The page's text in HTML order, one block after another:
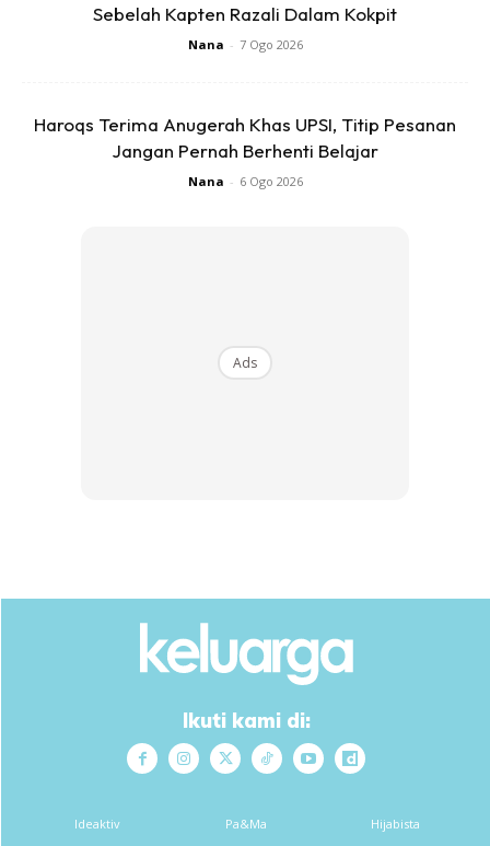
Sebelah Kapten Razali Dalam Kokpit
Nana - 7 Ogo 2026
Haroqs Terima Anugerah Khas UPSI, Titip Pesanan
Jangan Pernah Berhenti Belajar
Nana - 6 Ogo 2026
Ads
Ikuti kami di:
Ideaktiv Pa&Ma Hijabista